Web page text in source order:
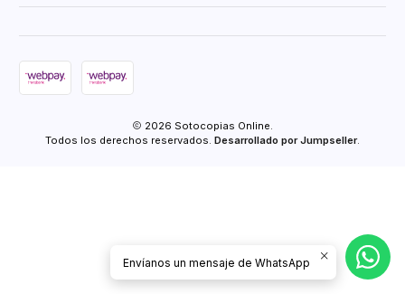
2026 Sotocopias Online.
Todos los derechos reservados. Desarrollado por Jumpseller.
Envíanos un mensaje de WhatsApp